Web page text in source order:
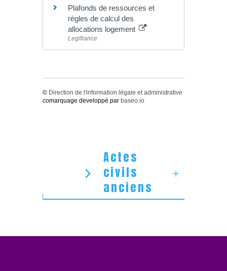
Plafonds de ressources et
règles de calcul des
allocations logement
Legifrance
© Direction de l'information légale et administrative
comarquage developpé par baseo.io
Actes
civils
anciens